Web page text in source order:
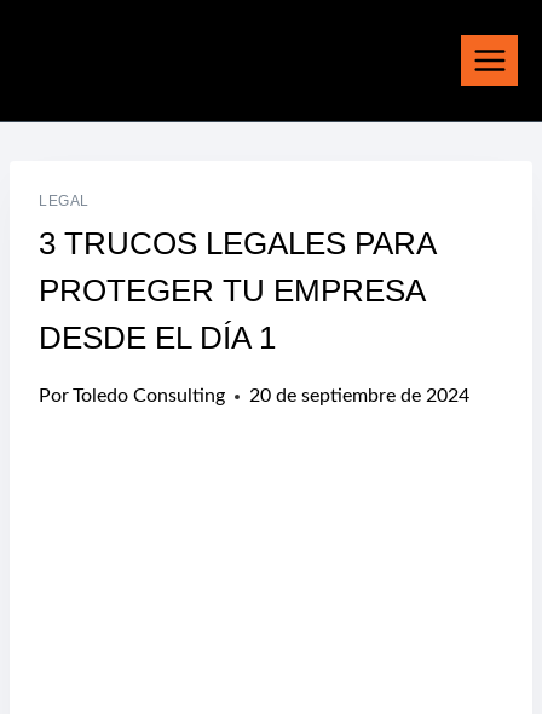
LEGAL
3 TRUCOS LEGALES PARA
PROTEGER TU EMPRESA
DESDE EL DÍA 1
PorToledo Consulting 20 de septiembre de 2024